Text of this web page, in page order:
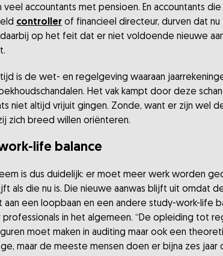
veel accountants met pensioen. En accountants
controller of financieel directeur, durven dat
op het feit dat er niet voldoende nieuwe
is de wet- en regelgeving waaraan
Het vak kampt door deze
niet altijd vrijuit gingen. Zonde, want er zijn wel
zich breed willen oriënteren.
life balance
is dus duidelijk: er moet meer werk worden
als die nu is. Die nieuwe aanwas blijft uit omdat
aan een loopbaan en een andere study-work-life
professionals in het algemeen. “De opleiding tot
moet maken in auditing maar ook een
maar de meeste mensen doen er bijna zes